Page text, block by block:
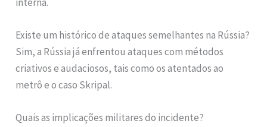
Existe um histórico de ataques semelhantes na Rússia?
Sim, a Rússia já enfrentou ataques com métodos
criativos e audaciosos, tais como os atentados ao
metrô e o caso Skripal.
Quais as implicações militares do incidente?